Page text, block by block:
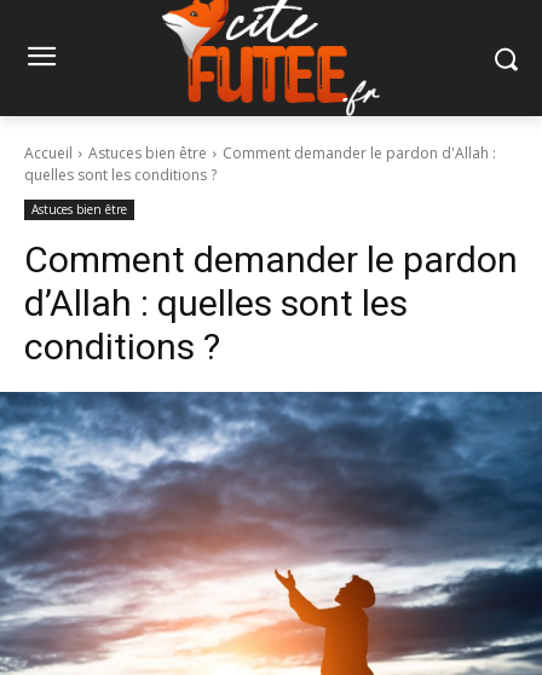
Accueil Astuces bien être
Comment demander le pardon d'Allah :
quelles sont les conditions ?
Astuces bien être
Comment demander le pardon
d’Allah : quelles sont les
conditions ?